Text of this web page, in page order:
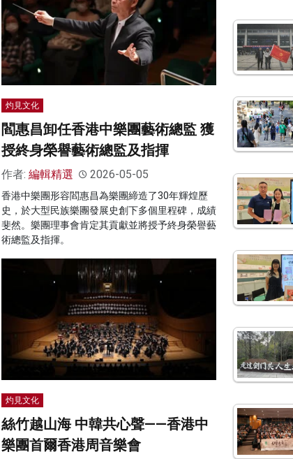
灼見文化
閻惠昌卸任香港中樂團藝術總監 獲
授終身榮譽藝術總監及指揮
作者: 編輯精選 2026-05-05
香港中樂團形容閻惠昌為樂團締造了30年輝煌歷
史，於大型民族樂團發展史創下多個里程碑，成績
斐然。樂團理事會肯定其貢獻並將授予終身榮譽藝
術總監及指揮。
灼見文化
絲竹越山海 中韓共心聲——香港中
樂團首爾香港周音樂會